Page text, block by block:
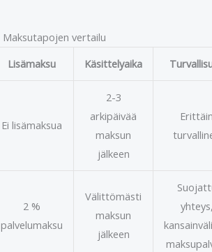
Maksutapojen vertailu
Lisämaksu Käsittelyaika
Ei lisämaksua
2-3
arkipäivää
maksun
jälkeen
2 %
palvelumaksu
Välittömästi
maksun
jälkeen